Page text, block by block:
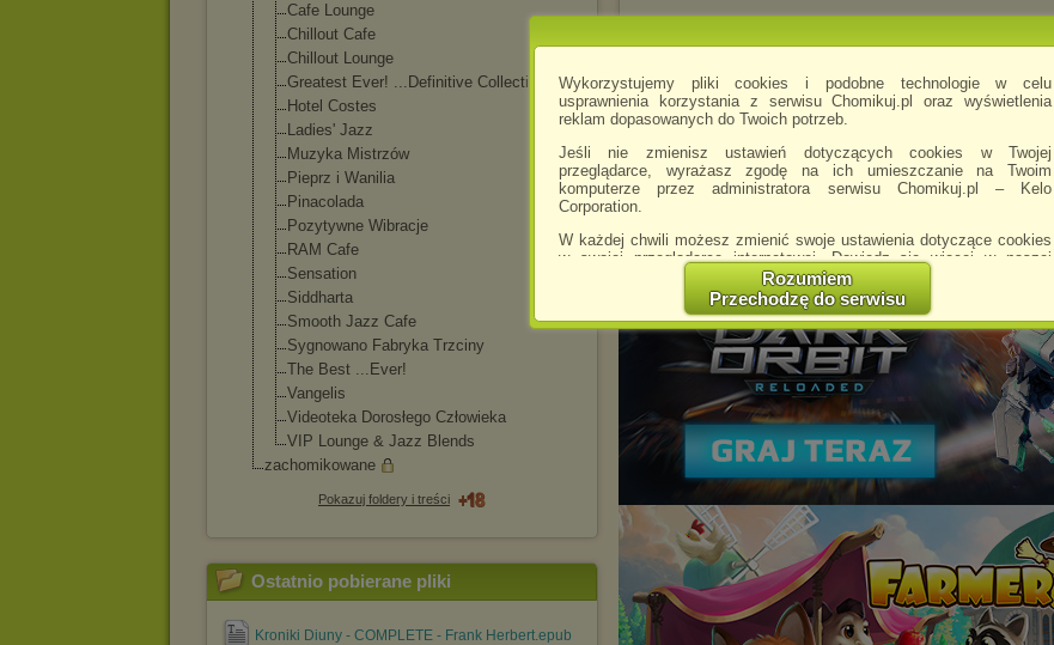
Wykorzystujemy pliki cookies i podobne technologie w celu
usprawnienia korzystania z serwisu Chomikuj.pl oraz wyświetlenia
reklam dopasowanych do Twoich potrzeb.
Jeśli nie zmienisz ustawień dotyczących cookies w Twojej
przeglądarce, wyrażasz zgodę na ich umieszczanie na Twoim
komputerze przez administratora serwisu Chomikuj.pl – Kelo
Corporation.
W każdej chwili możesz zmienić swoje ustawienia dotyczące cookies
w swojej przeglądarce internetowej. Dowiedz się więcej w naszej
http://chomikuj.pl/PolitykaPrywatnosci.aspx
Jednocześnie informujemy że zmiana ustawień przeglądarki może
spowodować ograniczenie korzystania ze strony Chomikuj.pl.
W przypadku braku twojej zgody na akceptację cookies niestety
prosimy o opuszczenie serwisu chomikuj.pl.
Wykorzystanie plików cookiesprzezZaufanych Partnerów
(dostosowanie reklam do Twoich potrzeb, analiza skuteczności działań
marketingowych).
Wyrażenie sprzeciwu spowoduje, że wyświetlana Ci reklama nie
będzie dopasowana do Twoich preferencji, a będzie to reklama
wyświetlona przypadkowo.
Istnieje możliwość zmiany ustawień przeglądarki internetowej w
sposób uniemożliwiający przechowywanie plików cookies na
urządzeniu końcowym. Można również usunąć pliki cookies,
dokonując odpowiednich zmian w ustawieniach przeglądarki
internetowej.
Rozumiem
Przechodzę do serwisu
Cafe Lounge
Chillout Cafe
Chillout Lounge
Greatest Ever! ...Definitive Collection
Hotel Costes
Ladies' Jazz
Muzyka Mistrzów
Pieprz i Wanilia
Pinacolada
Pozytywne Wibracje
RAM Cafe
Sensation
Siddharta
Smooth Jazz Cafe
Sygnowano Fabryka Trzciny
The Best ...Ever!
Vangelis
Videoteka Dorosłego Człowieka
VIP Lounge & Jazz Blends
zachomikowane
Pokazuj foldery i treści
Ostatnio pobierane pliki
Kroniki Diuny - COMPLETE - Frank Herbert.epub